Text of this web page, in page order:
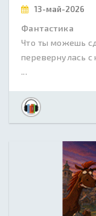
13-май-2026
Фантастика
Что ты можешь
перевернулась с
...